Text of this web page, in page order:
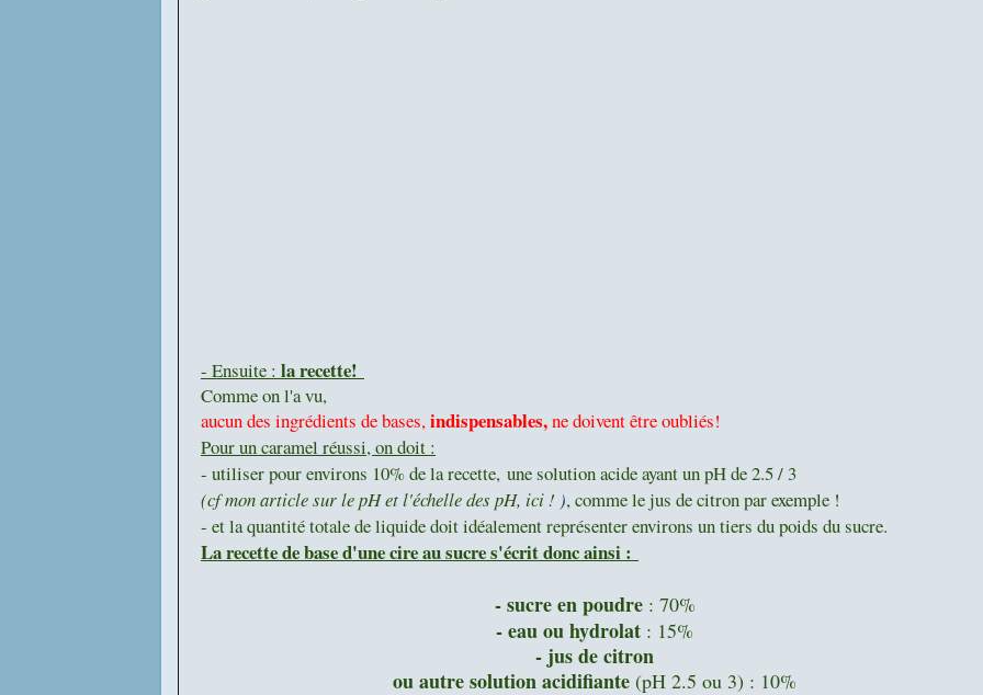
- Ensuite : la recette!
Comme on l'a vu,
aucun des ingrédients de bases,indispensables,ne doivent être oubliés!
Pour un caramel réussi, on doit :
- utiliser pour environs 10% de la recette, une solution acide ayant un pH de 2.5 / 3
(cf mon article sur le pH et l'échelle des pH, ici ! ), comme le jus de citron par exemple !
- et la quantité totale de liquide doit idéalement représenter environs un tiers du poids du sucre.
La recette de base d'une cire au sucre s'écrit donc ainsi :
- sucre en poudre: 70%
- eau ou hydrolat : 15%
- jus de citron
ou autre solution acidifiante (pH 2.5 ou 3) : 10%